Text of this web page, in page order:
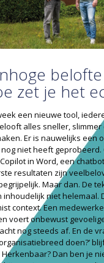
belofte
zet je het
een nieuwe tool,
alles sneller, slimmer
Er is nauwelijks een
niet heeft geprobeerd.
in Word, een
resultaten zijn
Maar dan. De
inhoudelijk niet helemaal.
context. Een
voert onbewust
nog steeds af. En de
doen?’
Dan ben je